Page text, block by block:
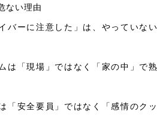
ない理由
バーに注意した」は、やっていない
は「現場」ではなく「家の中」で熟
「安全要員」ではなく「感情のクッ